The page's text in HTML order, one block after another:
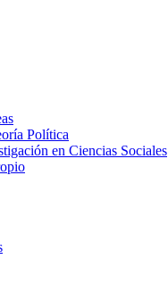
Política
en Ciencias Sociales